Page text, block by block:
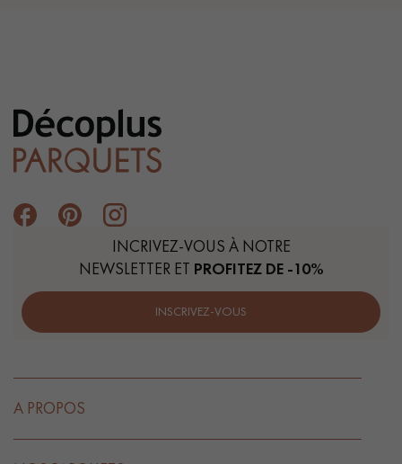
INCRIVEZ-VOUS À NOTRE
NEWSLETTER ET PROFITEZ DE -10%
INSCRIVEZ-VOUS
A PROPOS